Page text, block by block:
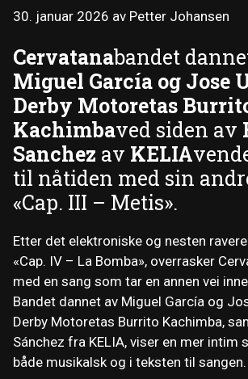
30. januar 2026 av Petter Johansen
Cervatanabandet
Miguel García og Jose
Derby Motoretas
Kachimbaved siden av
Sanchez av KELIA
til nåtiden med sin
«Cap. III – Metis».
Etter det elektroniske og nesten
«Cap. IV – La Bomba», overrasker
med en sang som tar en annen vei
Bandet dannet av Miguel García og
Derby Motoretas Burrito Kachimba,
Sánchez fra KELIA, viser en mer intim
både musikalsk og i teksten til sangen.